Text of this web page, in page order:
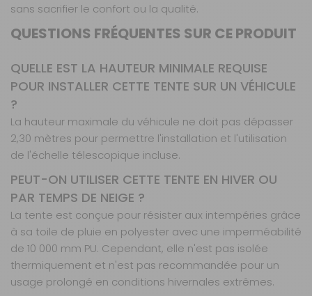
sans sacrifier le confort ou la qualité.
QUESTIONS FRÉQUENTES SUR CE PRODUIT
QUELLE EST LA HAUTEUR MINIMALE REQUISE
POUR INSTALLER CETTE TENTE SUR UN VÉHICULE
?
La hauteur maximale du véhicule ne doit pas dépasser
2,30 mètres pour permettre l'installation et l'utilisation
de l'échelle télescopique incluse.
PEUT-ON UTILISER CETTE TENTE EN HIVER OU
PAR TEMPS DE NEIGE ?
La tente est conçue pour résister aux intempéries grâce
à sa toile de pluie en polyester avec une imperméabilité
de 10 000 mm PU. Cependant, elle n'est pas isolée
thermiquement et n'est pas recommandée pour un
usage prolongé en conditions hivernales extrêmes.